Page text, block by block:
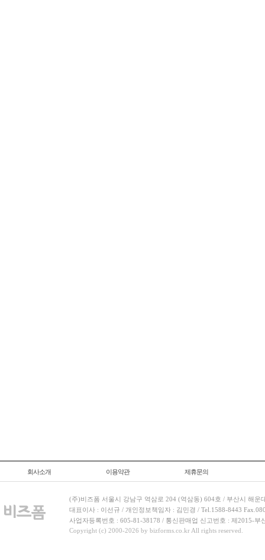
회사소개 이용약관 제휴문의
(주)비즈폼 서울시 강남구 역삼로 204 (역삼동) 604호 / 부산시 해운
대표이사 : 이선규 / 개인정보책임자 : 김민경 / Tel.1588-8443
사업자등록번호 : 605-81-38178 / 통신판매업 신고번호 : 제2015-부
Copyright (c) 2000-2026 by bizforms.co.kr All rights reserved.